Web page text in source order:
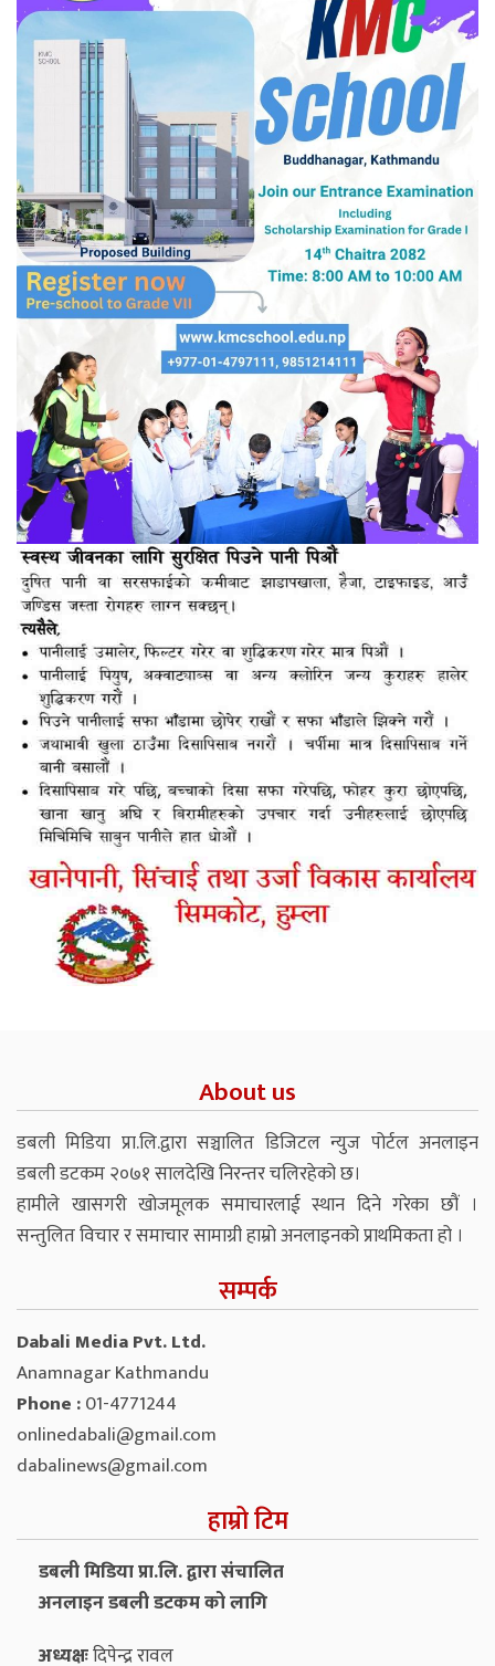
About us
डबली मिडिया प्रा.लि.द्वारा सञ्चालित डिजिटल न्युज पोर्टल अनलाइन
डबली डटकम २०७१ सालदेखि निरन्तर चलिरहेको छ।
हामीले खासगरी खोजमूलक समाचारलाई स्थान दिने गरेका छौं ।
सन्तुलित विचार र समाचार सामाग्री हाम्रो अनलाइनको प्राथमिकता हो ।
सम्पर्क
Dabali Media Pvt. Ltd.
Anamnagar Kathmandu
Phone :01-4771244
onlinedabali@gmail.com
dabalinews@gmail.com
हाम्रो टिम
डबली मिडिया प्रा.लि. द्वारा संचालित
अनलाइन डबली डटकम को लागि
अध्यक्षःदिपेन्द्र रावल